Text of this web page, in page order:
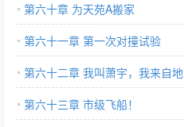
第六十章 为天苑A搬家
第六十一章 第一次对撞试验
第六十二章 我叫萧宇，我来自地
第六十三章 市级飞船！